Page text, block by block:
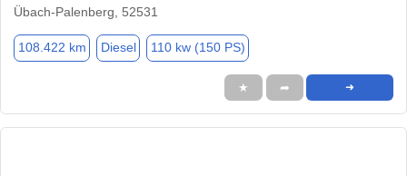
Übach-Palenberg, 52531
108.422 km Diesel 110 kw (150 PS)
★ ➦ ➜